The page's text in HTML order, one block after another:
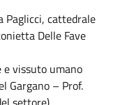
Paglicci, cattedrale
Delle Fave
vissuto umano
Gargano – Prof.